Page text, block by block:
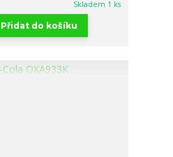
Skladem 1 ks
Přidat do košíku